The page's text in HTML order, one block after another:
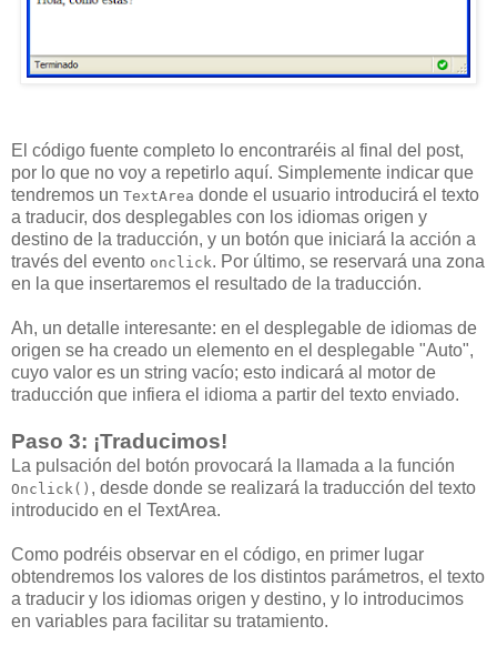
El código fuente completo lo encontraréis al final del post,
por lo que no voy a repetirlo aquí. Simplemente indicar que
tendremos un TextArea donde el usuario introducirá el texto
a traducir, dos desplegables con los idiomas origen y
destino de la traducción, y un botón que iniciará la acción a
través del evento onclick. Por último, se reservará una zona
en la que insertaremos el resultado de la traducción.
Ah, un detalle interesante: en el desplegable de idiomas de
origen se ha creado un elemento en el desplegable "Auto",
cuyo valor es un string vacío; esto indicará al motor de
traducción que infiera el idioma a partir del texto enviado.
Paso 3: ¡Traducimos!
La pulsación del botón provocará la llamada a la función
Onclick() , desde donde se realizará la traducción del texto
introducido en el TextArea.
Como podréis observar en el código, en primer lugar
obtendremos los valores de los distintos parámetros, el texto
a traducir y los idiomas origen y destino, y lo introducimos
en variables para facilitar su tratamiento.